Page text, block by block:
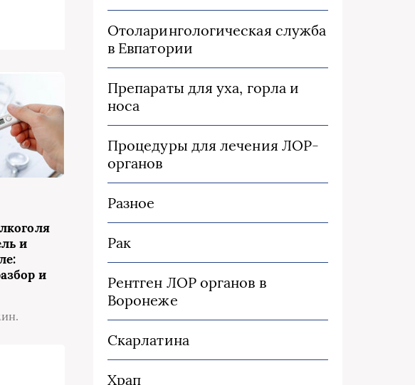
и
и
Отоларингологическая служба
в Евпатории
Препараты для уха, горла и
носа
Процедуры для лечения ЛОР-
органов
Разное
Рак
Рентген ЛОР органов в
Воронеже
Скарлатина
Храп